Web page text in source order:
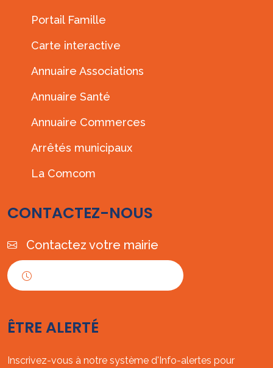
Portail Famille
Carte interactive
Annuaire Associations
Annuaire Santé
Annuaire Commerces
Arrêtés municipaux
La Comcom
CONTACTEZ-NOUS
Contactez votre mairie
ÊTRE ALERTÉ
Inscrivez-vous à notre système d'Info-alertes pour